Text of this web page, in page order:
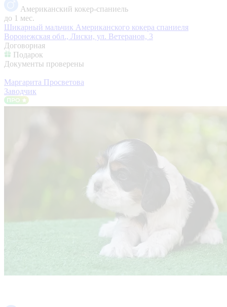
Американский кокер-спаниель
до 1 мес.
Шикарный мальчик Американского кокера спаниеля
Воронежская обл., Лиски, ул. Ветеранов, 3
Договорная
Подарок
Документы проверены
Маргарита Просветова
Заводчик